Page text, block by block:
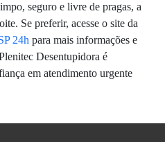
seguro e livre de pragas, a
Se preferir, acesse o site da
24h para mais informações e
Desentupidora é
em atendimento urgente